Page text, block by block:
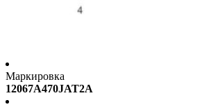
Маркировка
12067A470JAT2A